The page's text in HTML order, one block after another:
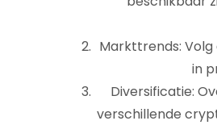
Markttrends:
in
Diversificatie:
verschillende